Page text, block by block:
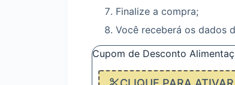
Finalize a compra;
Você receberá os dados
Cupom de Desconto